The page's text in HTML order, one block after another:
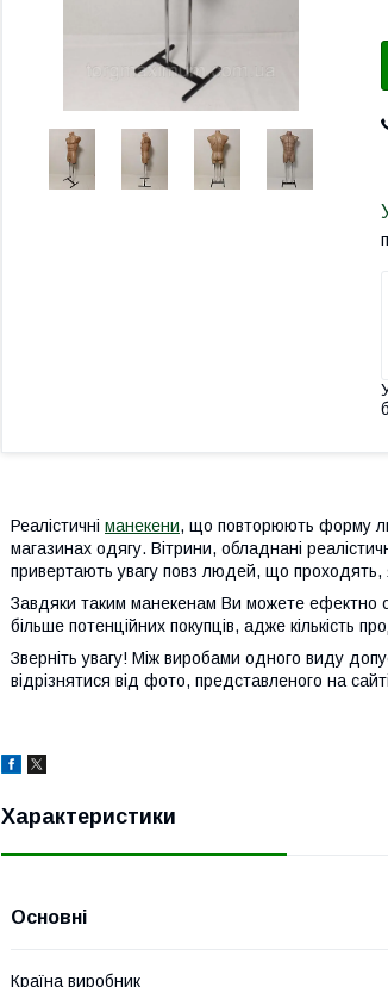
Реалістичні манекени, що повторюють форму
магазинах одягу. Вітрини, обладнані
привертають увагу повз людей, що проходять,
Завдяки таким манекенам Ви можете ефектно
більше потенційних покупців, адже кількість
Зверніть увагу! Між виробами одного виду
відрізнятися від фото, представленого на
Характеристики
Основні
Країна виробник